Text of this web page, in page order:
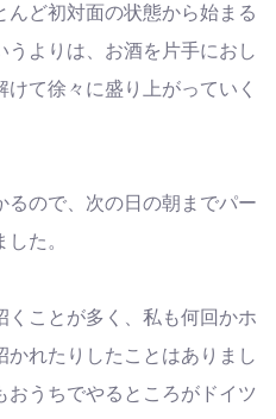
んど初対面の状態から始まる
よりは、お酒を片手におし
て徐々に盛り上がっていく
るので、次の日の朝までパー
た。
くことが多く、私も何回かホ
れたりしたことはありまし
うちでやるところがドイツ